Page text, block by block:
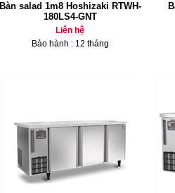
Bàn salad 1m8 Hoshizaki RTWH-
180LS4-GNT
Liên hệ
Bảo hành : 12 tháng